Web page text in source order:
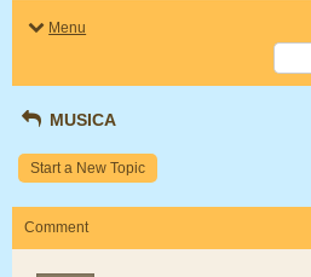
Menu
MUSICA
Start a New Topic
Comment